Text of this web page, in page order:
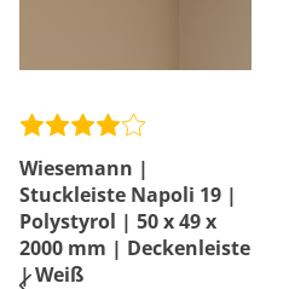
Wiesemann |
Stuckleiste Napoli 19 |
Polystyrol | 50 x 49 x
2000 mm | Deckenleiste
| Weiß